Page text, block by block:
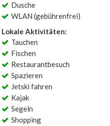
Dusche
WLAN (gebührenfrei)
Lokale Aktivitäten:
Tauchen
Fischen
Restaurantbesuch
Spazieren
Jetski fahren
Kajak
Segeln
Shopping